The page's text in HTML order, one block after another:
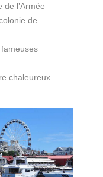
de l’Armée
de
chaleureux